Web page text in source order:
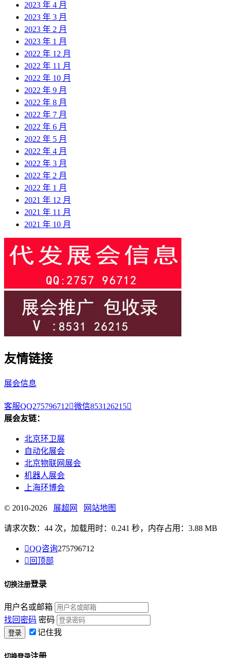
2023 年 4 月
2023 年 3 月
2023 年 2 月
2023 年 1 月
2022 年 12 月
2022 年 11 月
2022 年 10 月
2022 年 9 月
2022 年 8 月
2022 年 7 月
2022 年 6 月
2022 年 5 月
2022 年 4 月
2022 年 3 月
2022 年 2 月
2022 年 1 月
2021 年 12 月
2021 年 11 月
2021 年 10 月
友情链接
展会信息
客服QQ275796712微信853126215
展会友链：
北京环卫展
自动化展会
北京物联网展会
机器人展会
上海环博会
© 2010-2026 展超网 网站地图
请求次数：44 次，加载用时：0.241 秒，内存占用：3.88 MB
QQ咨询275796712
 回顶部
切换注册登录
用户名或邮箱
找回密码 密码
记住我
注册